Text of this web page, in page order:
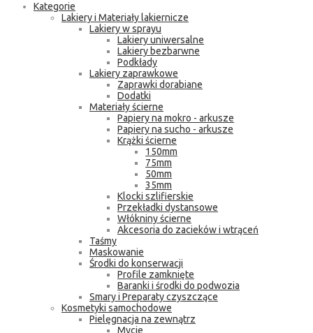
Kategorie
Lakiery i Materiały lakiernicze
Lakiery w sprayu
Lakiery uniwersalne
Lakiery bezbarwne
Podkłady
Lakiery zaprawkowe
Zaprawki dorabiane
Dodatki
Materiały ścierne
Papiery na mokro - arkusze
Papiery na sucho - arkusze
Krążki ścierne
150mm
75mm
50mm
35mm
Klocki szlifierskie
Przekładki dystansowe
Włókniny ścierne
Akcesoria do zacieków i wtrąceń
Taśmy
Maskowanie
Środki do konserwacji
Profile zamknięte
Baranki i środki do podwozia
Smary i Preparaty czyszczące
Kosmetyki samochodowe
Pielęgnacja na zewnątrz
Mycie